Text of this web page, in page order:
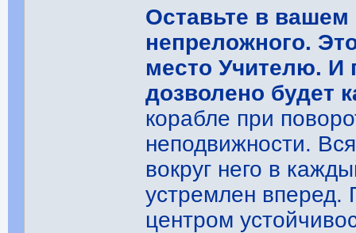
Оставьте в вашем
непреложного.
место Учителю. И
дозволено будет
корабле при
неподвижности.
вокруг него в
устремлен вперед.
центром